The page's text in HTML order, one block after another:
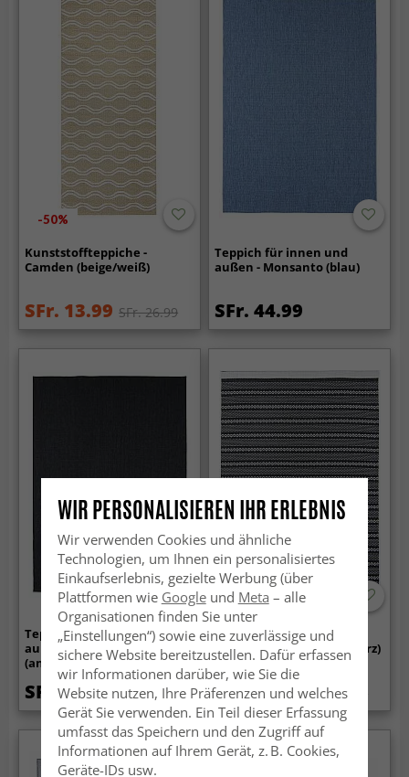
-50%
Kunststoffteppiche -
Camden (beige/weiß)
SFr. 13.99 SFr. 26.99
Teppich für innen und
außen - Monsanto (blau)
SFr. 44.99
Teppich für innen und
außen - Monsanto
(anthrazit)
SFr. 44.99
-50%
Teppich für innen und
außen - Geiranger (schwarz)
SFr. 17.99 SFr. 35.99
WIR PERSONALISIEREN IHR ERLEBNIS
Wir verwenden Cookies und ähnliche
Technologien, um Ihnen ein personalisiertes
Einkaufserlebnis, gezielte Werbung (über
Plattformen wie Googleund Meta – alle
Organisationen finden Sie unter
„Einstellungen“) sowie eine zuverlässige und
sichere Website bereitzustellen. Dafür erfassen
wir Informationen darüber, wie Sie die
Website nutzen, Ihre Präferenzen und welches
Gerät Sie verwenden. Ein Teil dieser Erfassung
umfasst das Speichern und den Zugriff auf
Informationen auf Ihrem Gerät, z. B. Cookies,
Geräte-IDs usw.